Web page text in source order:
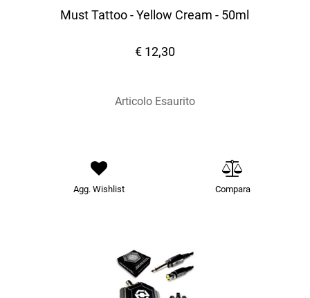
Must Tattoo - Yellow Cream - 50ml
€ 12,30
Articolo Esaurito
Agg. Wishlist Compara